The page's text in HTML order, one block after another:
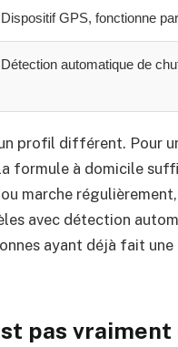
Dispositif GPS, fonctionne
Détection automatique de
profil différent. Pour
formule à domicile
marche
avec détection
ayant déjà fait
pas vraiment